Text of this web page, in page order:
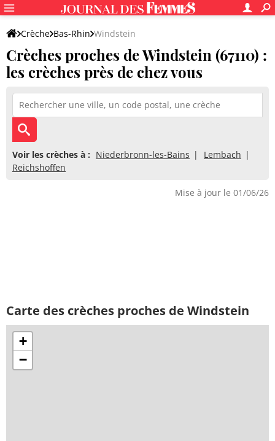
Crèche Bas-Rhin Windstein
Crèches proches de Windstein (67110) :
les crèches près de chez vous
Voir les crèches à : Niederbronn-les-Bains
Lembach
Reichshoffen
Mise à jour le 01/06/26
Carte des crèches proches de Windstein
+
−